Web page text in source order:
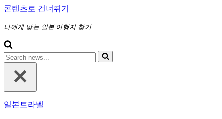
콘텐츠로 건너뛰기
나에게 맞는 일본 여행지 찾기
다
음
검
일본트라벨